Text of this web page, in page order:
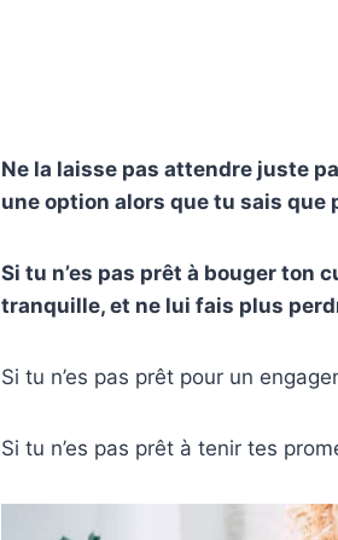
Ne la laisse pas attendre juste
une option alors que tu sais que
Si tu n’es pas prêt à bouger ton
tranquille, et ne lui fais plus
Si tu n’es pas prêt pour un
Si tu n’es pas prêt à tenir tes